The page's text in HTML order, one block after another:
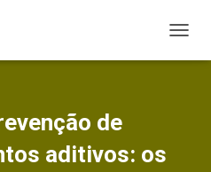
L
de
aditivos: os